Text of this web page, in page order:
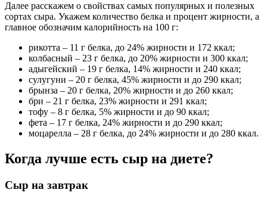
Далее расскажем о свойствах самых популярных и полезных
сортах сыра. Укажем количество белка и процент жирности, а
главное обозначим калорийность на 100 г:
рикотта – 11 г белка, до 24% жирности и 172 ккал;
колбасный – 23 г белка, до 20% жирности и 300 ккал;
адыгейский – 19 г белка, 14% жирности и 240 ккал;
сулугуни – 20 г белка, 45% жирности и до 290 ккал;
брынза – 20 г белка, 20% жирности и до 260 ккал;
бри – 21 г белка, 23% жирности и 291 ккал;
тофу – 8 г белка, 5% жирности и до 90 ккал;
фета – 17 г белка, 24% жирности и до 290 ккал;
моцарелла – 28 г белка, до 24% жирности и до 280 ккал.
Когда лучше есть сыр на диете?
Сыр на завтрак